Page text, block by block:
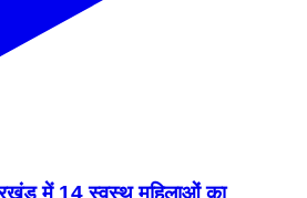
में 14 स्वस्थ महिलाओं का